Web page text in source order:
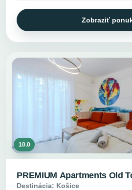
Zobraziť
10.0
PREMIUM Apartments Old
Destinácia: Košice